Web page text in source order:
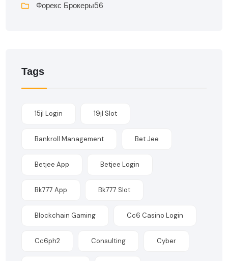
Форекс Брокеры56
Tags
15jl Login 19jl Slot
Bankroll Management Bet Jee
Betjee App Betjee Login
Bk777 App Bk777 Slot
Blockchain Gaming Cc6 Casino Login
Cc6ph2 Consulting Cyber